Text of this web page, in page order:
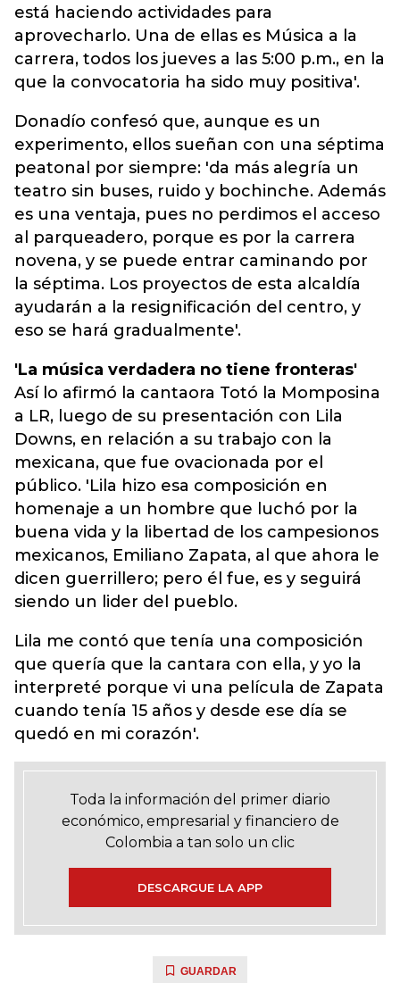
está haciendo actividades para
aprovecharlo. Una de ellas es Música a la
carrera, todos los jueves a las 5:00 p.m., en la
que la convocatoria ha sido muy positiva'.
Donadío confesó que, aunque es un
experimento, ellos sueñan con una séptima
peatonal por siempre: 'da más alegría un
teatro sin buses, ruido y bochinche. Además
es una ventaja, pues no perdimos el acceso
al parqueadero, porque es por la carrera
novena, y se puede entrar caminando por
la séptima. Los proyectos de esta alcaldía
ayudarán a la resignificación del centro, y
eso se hará gradualmente'.
'La música verdadera no tiene fronteras'
Así lo afirmó la cantaora Totó la Momposina
a LR, luego de su presentación con Lila
Downs, en relación a su trabajo con la
mexicana, que fue ovacionada por el
público. 'Lila hizo esa composición en
homenaje a un hombre que luchó por la
buena vida y la libertad de los campesionos
mexicanos, Emiliano Zapata, al que ahora le
dicen guerrillero; pero él fue, es y seguirá
siendo un lider del pueblo.
Lila me contó que tenía una composición
que quería que la cantara con ella, y yo la
interpreté porque vi una película de Zapata
cuando tenía 15 años y desde ese día se
quedó en mi corazón'.
Toda la información del primer diario
económico, empresarial y financiero de
Colombia a tan solo un clic
DESCARGUE LA APP
GUARDAR